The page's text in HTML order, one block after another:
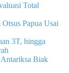
Total
Papua Usai
3T, hingga
Biak